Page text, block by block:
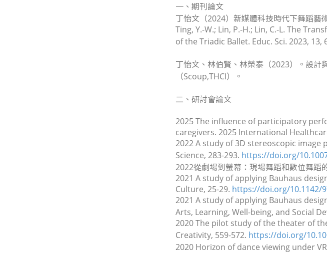
一、期刊論文
丁怡文（2024）新媒體科技時代下舞蹈藝
Ting, Y.-W.; Lin, P.-H.; Lin, C.-L. The
of the Triadic Ballet. Educ. Sci. 2023,
丁怡文、林伯賢、林榮泰（2023）。設計
（Scoup,THCI）。
二、研討會論文
2025 The influence of participatory
caregivers. 2025 International
2022 A study of 3D stereoscopic
Science, 283-293. https://doi.org/
2022從劇場到螢幕：現場舞蹈和數位舞蹈
2021 A study of applying Bauhaus
Culture, 25-29. https://doi.org/10.1142/
2021 A study of applying Bauhaus
Arts, Learning, Well-being, and Social
2020 The pilot study of the theater of
Creativity, 559-572. https://doi.org/
2020 Horizon of dance viewing under